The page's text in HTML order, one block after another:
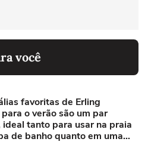
você
favoritas de Erling
o verão são um par
tanto para usar na praia
de banho quanto em uma